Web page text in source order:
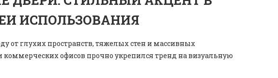
ИСПОЛЬЗОВАНИЯ
от глухих пространств, тяжелых стен и массивных
офисов прочно укрепился тренд на визуальную